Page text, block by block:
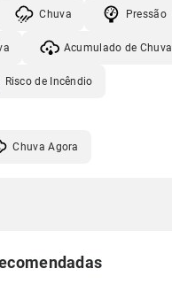
Chuva Pressão
Acumulado de Chuva
Risco de Incêndio
Chuva Agora